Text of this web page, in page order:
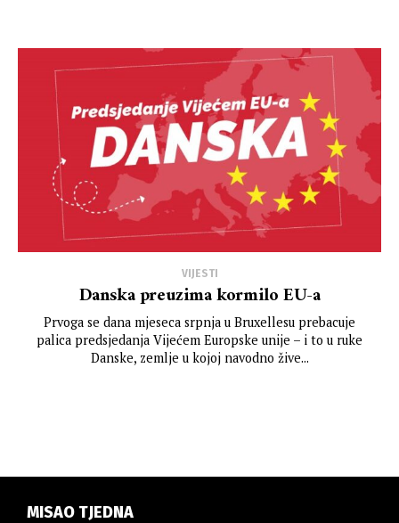
VIJESTI
Danska preuzima kormilo EU-a
Prvoga se dana mjeseca srpnja u Bruxellesu prebacuje
palica predsjedanja Vijećem Europske unije – i to u ruke
Danske, zemlje u kojoj navodno žive...
MISAO TJEDNA